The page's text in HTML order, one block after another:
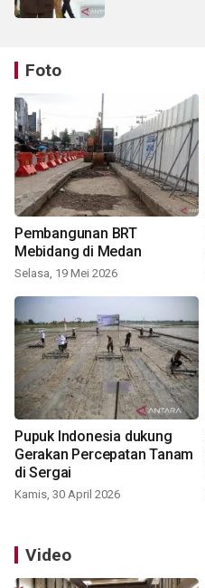
Foto
Pembangunan BRT
Mebidang di Medan
Selasa, 19 Mei 2026
Pupuk Indonesia dukung
Gerakan Percepatan Tanam
di Sergai
Kamis, 30 April 2026
Video